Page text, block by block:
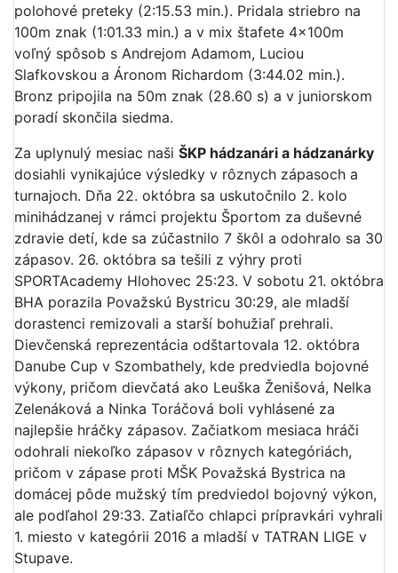
polohové preteky (2:15.53 min.). Pridala striebro na
100m znak (1:01.33 min.) a v mix štafete 4x100m
voľný spôsob s Andrejom Adamom, Luciou
Slafkovskou a Áronom Richardom (3:44.02 min.).
Bronz pripojila na 50m znak (28.60 s) a v juniorskom
poradí skončila siedma.
Za uplynulý mesiac naši ŠKP hádzanári a hádzanárky
dosiahli vynikajúce výsledky v rôznych zápasoch a
turnajoch. Dňa 22. októbra sa uskutočnilo 2. kolo
minihádzanej v rámci projektu Športom za duševné
zdravie detí, kde sa zúčastnilo 7 škôl a odohralo sa 30
zápasov. 26. októbra sa tešili z výhry proti
SPORTAcademy Hlohovec 25:23. V sobotu 21. októbra
BHA porazila Považskú Bystricu 30:29, ale mladší
dorastenci remizovali a starší bohužiaľ prehrali.
Dievčenská reprezentácia odštartovala 12. októbra
Danube Cup v Szombathely, kde predviedla bojovné
výkony, pričom dievčatá ako Leuška Ženišová, Nelka
Zelenáková a Ninka Toráčová boli vyhlásené za
najlepšie hráčky zápasov. Začiatkom mesiaca hráči
odohrali niekoľko zápasov v rôznych kategóriách,
pričom v zápase proti MŠK Považská Bystrica na
domácej pôde mužský tím predviedol bojovný výkon,
ale podľahol 29:33. Zatiaľčo chlapci prípravkári vyhrali
1. miesto v kategórii 2016 a mladší v TATRAN LIGE v
Stupave.